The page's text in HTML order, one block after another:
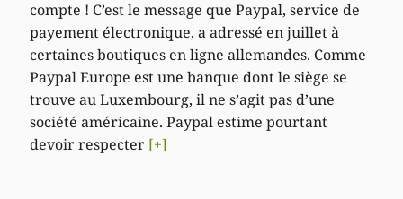
compte ! C’est le message que Paypal, service de
payement électronique, a adressé en juillet à
certaines boutiques en ligne allemandes. Comme
Paypal Europe est une banque dont le siège se
trouve au Luxembourg, il ne s’agit pas d’une
société américaine. Paypal estime pourtant
devoir respecter [+]